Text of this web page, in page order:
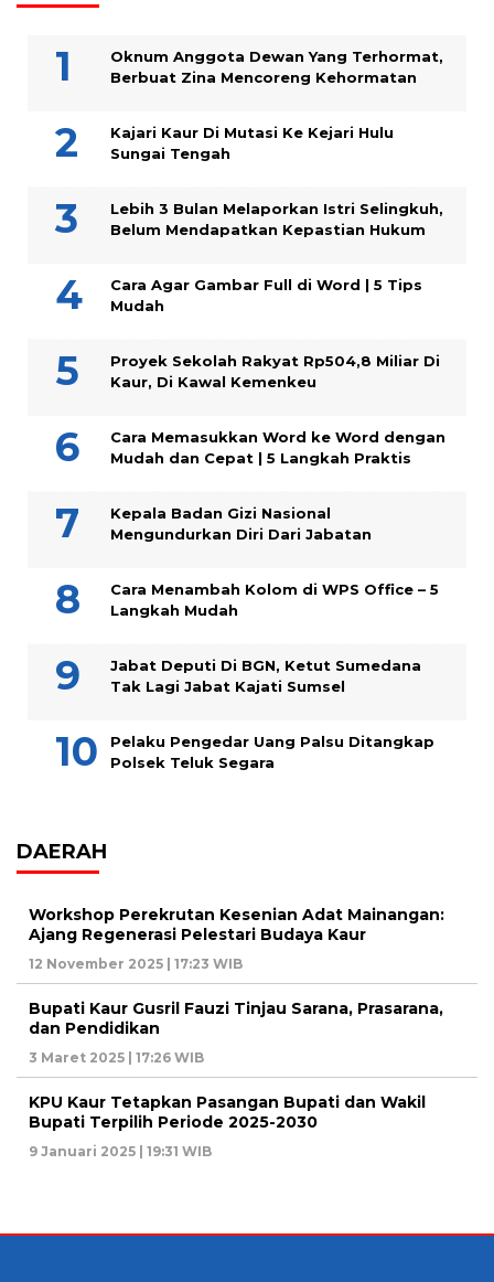
Oknum Anggota Dewan Yang Terhormat,
Berbuat Zina Mencoreng Kehormatan
Kajari Kaur Di Mutasi Ke Kejari Hulu
Sungai Tengah
Lebih 3 Bulan Melaporkan Istri Selingkuh,
Belum Mendapatkan Kepastian Hukum
Cara Agar Gambar Full di Word | 5 Tips
Mudah
Proyek Sekolah Rakyat Rp504,8 Miliar Di
Kaur, Di Kawal Kemenkeu
Cara Memasukkan Word ke Word dengan
Mudah dan Cepat | 5 Langkah Praktis
Kepala Badan Gizi Nasional
Mengundurkan Diri Dari Jabatan
Cara Menambah Kolom di WPS Office – 5
Langkah Mudah
Jabat Deputi Di BGN, Ketut Sumedana
Tak Lagi Jabat Kajati Sumsel
Pelaku Pengedar Uang Palsu Ditangkap
Polsek Teluk Segara
DAERAH
Workshop Perekrutan Kesenian Adat Mainangan:
Ajang Regenerasi Pelestari Budaya Kaur
12 November 2025 | 17:23 WIB
Bupati Kaur Gusril Fauzi Tinjau Sarana, Prasarana,
dan Pendidikan
3 Maret 2025 | 17:26 WIB
KPU Kaur Tetapkan Pasangan Bupati dan Wakil
Bupati Terpilih Periode 2025-2030
9 Januari 2025 | 19:31 WIB